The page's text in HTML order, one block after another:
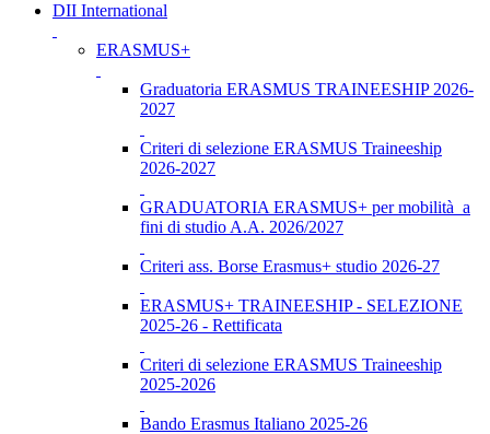
DII International
ERASMUS+
Graduatoria ERASMUS TRAINEESHIP 2026-
2027
Criteri di selezione ERASMUS Traineeship
2026-2027
GRADUATORIA ERASMUS+ per mobilità a
fini di studio A.A. 2026/2027
Criteri ass. Borse Erasmus+ studio 2026-27
ERASMUS+ TRAINEESHIP - SELEZIONE
2025-26 - Rettificata
Criteri di selezione ERASMUS Traineeship
2025-2026
Bando Erasmus Italiano 2025-26